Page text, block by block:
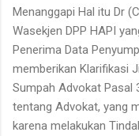
Menanggapi Hal itu Dr
Wasekjen DPP HAPI
Penerima Data
memberikan Klarifikasi
Sumpah Advokat Pasal
tentang Advokat, yang
karena melakukan